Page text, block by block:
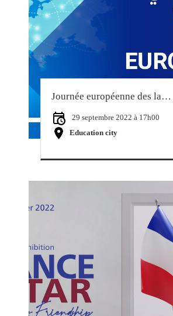
Journée européenne des langues
29 septembre 2022 à 17h00
Education city